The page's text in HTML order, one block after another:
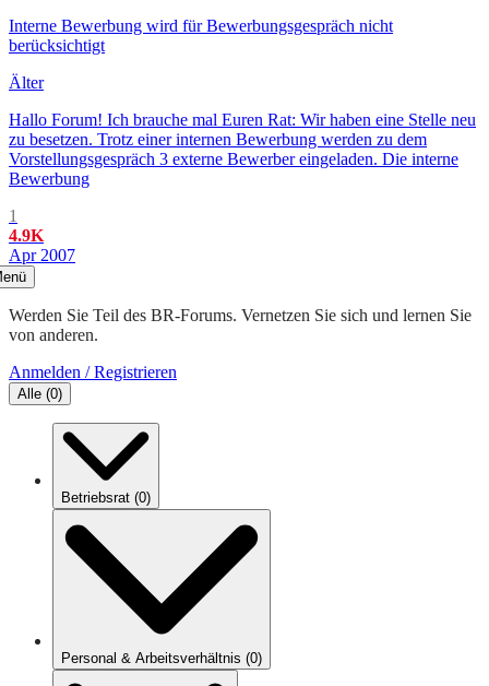
Interne Bewerbung wird für Bewerbungsgespräch nicht
berücksichtigt
Älter
Hallo Forum! Ich brauche mal Euren Rat: Wir haben eine Stelle neu
zu besetzen. Trotz einer internen Bewerbung werden zu dem
Vorstellungsgespräch 3 externe Bewerber eingeladen. Die interne
Bewerbung
1
4.9K
Apr 2007
Werden Sie Teil des BR-Forums. Vernetzen Sie sich und lernen Sie
von anderen.
Anmelden / Registrieren
Alle (0)
Betriebsrat (0)
Personal & Arbeitsverhältnis (0)